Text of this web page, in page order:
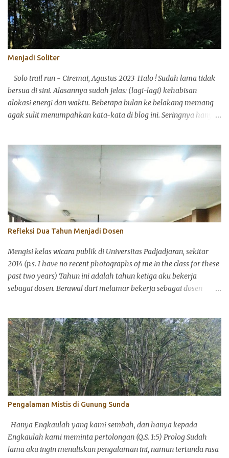
Menjadi Soliter
Solo trail run - Ciremai, Agustus 2023 Halo ! Sudah lama tidak
bersua di sini. Alasannya sudah jelas: (lagi-lagi) kehabisan
alokasi energi dan waktu. Beberapa bulan ke belakang memang
agak sulit menumpahkan kata-kata di blog ini. Seringnya hanya
(sekarang X). Itu pun aku juga agak kepayahan. Ya, begitulah
menuju berusia. Alokasi energi dan waktu memang harus pandai
disalurkan. Mumpung sekarang akhir pekan dan mengawali
September Ceria (semoga, ya), aku ingin merampungkan satu
tulisan pribadi yang menurutku cukup penting: tentang merasa.
Dari dulu aku penasaran dengan belajar bagaimana manusia
menyelaraskan pikiran, perasaan, dan perkataan. Ada yang
ketiganya sinkron satu sama lain, ada yang tidak. Banyak teori
tentang ini dan menariknya teori tentang perilaku manusia dan
psikologi mencintai tidak selalu menjawab bagaimana seseorang
dikondisikan dalam...
Refleksi Dua Tahun Menjadi Dosen
Mengisi kelas wicara publik di Universitas Padjadjaran, sekitar
2014 (p.s. I have no recent photographs of me in the class for these
past two years) Tahun ini adalah tahun ketiga aku bekerja
sebagai dosen. Berawal dari melamar bekerja sebagai dosen
sungkan menggunakan kata dosen karena secara definitif
terminologi dosen ini di mataku memiliki konstruksi sosial yang
hirarkis. Beberapa ahli bahasa beranggapan bahwa kata "dosen"
diserap dari bahasa Belanda, docent , yang artinya adalah staf
pengajar, sama seperti guru di setiap tingkatan pendidikan. Itulah
mengapa "dosen" dan "guru" secara bersamaan digabung ke
dalam Undang-undang No.4/2005. Namun untuk mengefektifkan
penggunaan kata, marilah kita sepakati dalam tulisan ini untuk
menggunakan kata "dosen" sebagai profesi, bukan posisi hirarkis
di kelas. Dibandingkan teman sejawat yang...
Pengalaman Mistis di Gunung Sunda
Hanya Engkaulah yang kami sembah, dan hanya kepada
Engkaulah kami meminta pertolongan (Q.S. 1:5) Prolog Sudah
lama aku ingin menuliskan pengalaman ini, namun tertunda rasa